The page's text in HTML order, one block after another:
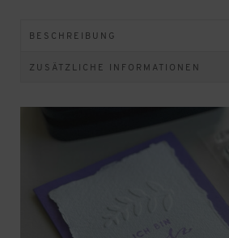
BESCHREIBUNG
ZUSÄTZLICHE INFORMATIONEN